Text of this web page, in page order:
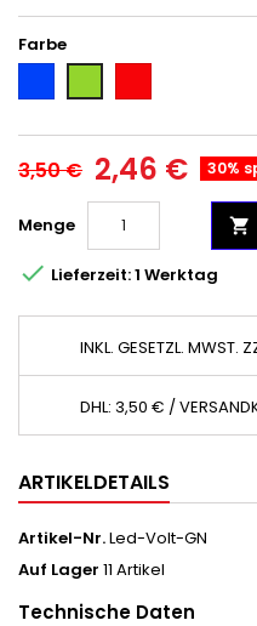
Farbe
3,50 € 2,46 € 30%
Menge 
 Lieferzeit: 1 Werktag
INKL. GESETZL. MWST.
DHL: 3,50 € /
ARTIKELDETAILS
Artikel-Nr.Led-Volt-GN
Auf Lager 11 Artikel
Technische Daten